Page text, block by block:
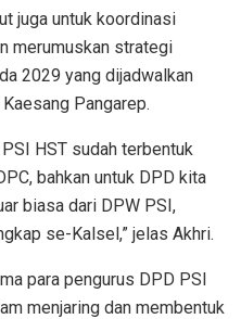
juga untuk koordinasi
merumuskan strategi
2029 yang dijadwalkan
Pangarep.
HST sudah terbentuk
bahkan untuk DPD kita
biasa dari DPW PSI,
se-Kalsel,” jelas Akhri.
para pengurus DPD PSI
menjaring dan membentuk